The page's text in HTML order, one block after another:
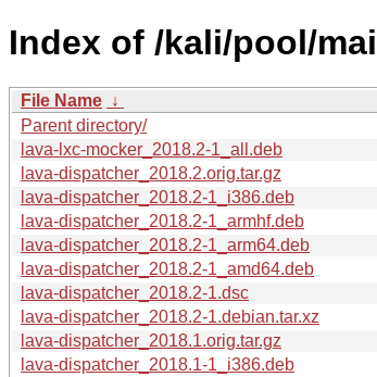
Index of /kali/pool/
File Name ↓
Parent directory/
lava-lxc-mocker_2018.2-1_all.deb
lava-dispatcher_2018.2.orig.tar.gz
lava-dispatcher_2018.2-1_i386.deb
lava-dispatcher_2018.2-1_armhf.deb
lava-dispatcher_2018.2-1_arm64.deb
lava-dispatcher_2018.2-1_amd64.deb
lava-dispatcher_2018.2-1.dsc
lava-dispatcher_2018.2-1.debian.tar.xz
lava-dispatcher_2018.1.orig.tar.gz
lava-dispatcher_2018.1-1_i386.deb